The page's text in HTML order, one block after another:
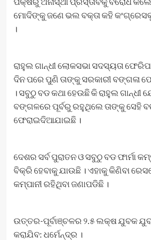
ମୋଦିଙ୍କୁ ଜଣେ ଭଲ ବକ୍ତା କହି କଂଗ୍ରେସକୁ
।
ରାହୁଲ ଗାନ୍ଧୀ ଲୋକସଭା ସଦସ୍ୟତା
ଦିନ ପରେ ପୁଣି ତାଙ୍କୁ ସରକାରୀ ବଙ୍ଗଳା
। ସବୁଠୁ ବଡ କଥା ହେଉଛି କି ରାହୁଲ ଗାନ୍ଧୀ
ବଙ୍ଗଳରେ ପୂର୍ବରୁ ରହୁଥିଲେ ତାଙ୍କୁ ସେହି
ଫେରାଇଦିଆଯାଇଛି ।
ଦେଶର ସର୍ବ ପୁରାତନ ଓ ସବୁଠୁ ବଡ ଫାର୍ମା
ବିକ୍ରି ହେବାକୁ ଯାଉଛି । ଏହାକୁ କିଣିବା
କମ୍ପାନୀ ରହିଥିବା ଜଣାପଡିଛି ।
ଉତ୍ତର-ପୂର୍ବାଞ୍ଚଳର ୨.୫ ଲକ୍ଷ ଯୁବକ
କରାଯିବ: ଧର୍ମେନ୍ଦ୍ର ।